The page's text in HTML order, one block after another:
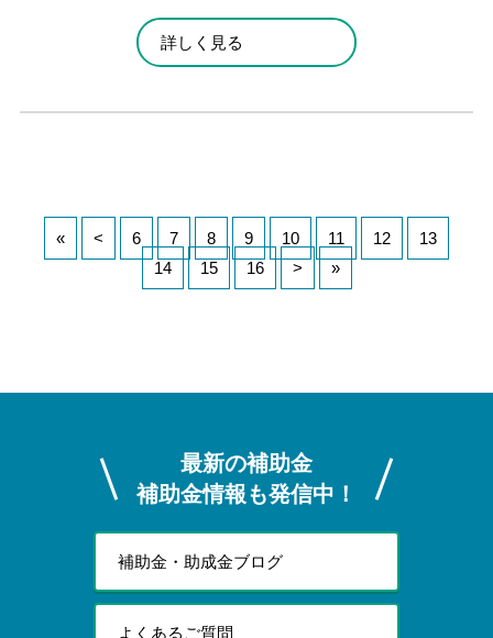
詳しく見る
« < 6 7 8 9 10 11 12
13
14
15 16 > »
最新の補助金
補助金情報も発信中！
補助金・助成金ブログ
よくあるご質問